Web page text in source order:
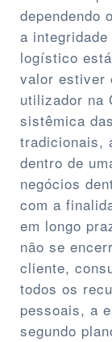
dependendo
a
logístico
valor estiver
utilizador na
sistêmica
tradicionais,
dentro de
negócios
com a
em longo
não se
cliente,
todos os
pessoais, a
segundo